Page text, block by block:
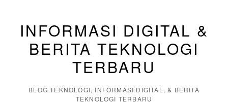
INFORMASI DIGITAL &
BERITA TEKNOLOGI
TERBARU
BLOG TEKNOLOGI, INFORMASI DIGITAL, & BERITA
TEKNOLOGI TERBARU